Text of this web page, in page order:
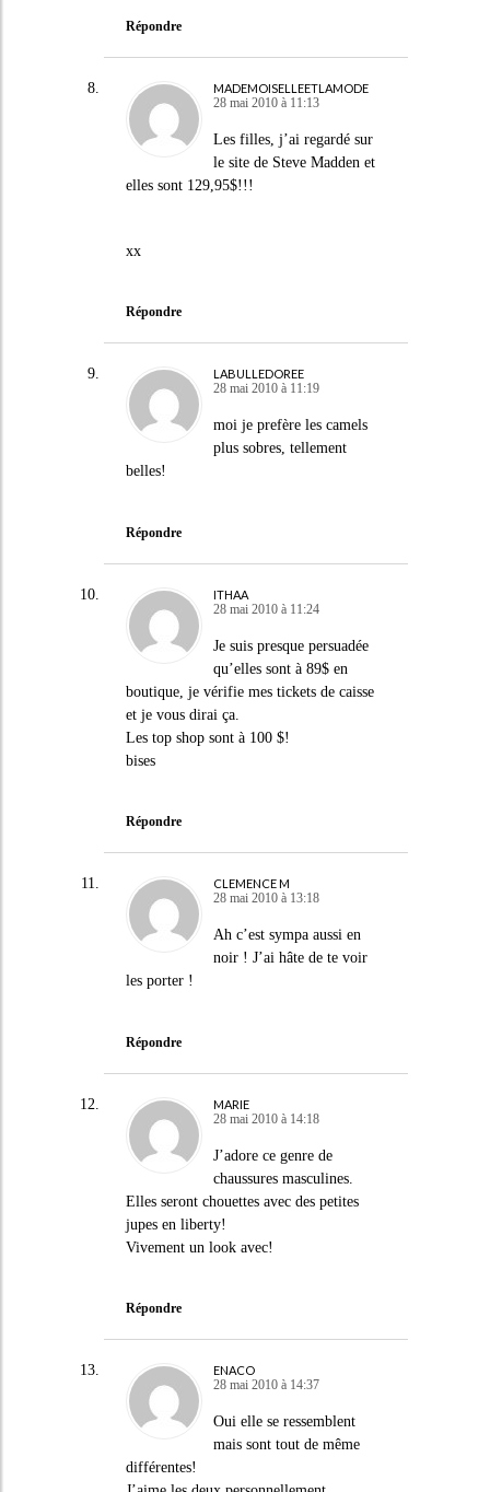
Répondre
MADEMOISELLEETLAMODE
28 mai 2010 à 11:13
Les filles, j’ai regardé sur
le site de Steve Madden et
elles sont 129,95$!!!
xx
Répondre
LABULLEDOREE
28 mai 2010 à 11:19
moi je prefère les camels
plus sobres, tellement
belles!
Répondre
ITHAA
28 mai 2010 à 11:24
Je suis presque persuadée
qu’elles sont à 89$ en
boutique, je vérifie mes tickets de caisse
et je vous dirai ça.
Les top shop sont à 100 $!
bises
Répondre
CLEMENCE M
28 mai 2010 à 13:18
Ah c’est sympa aussi en
noir ! J’ai hâte de te voir
les porter !
Répondre
MARIE
28 mai 2010 à 14:18
J’adore ce genre de
chaussures masculines.
Elles seront chouettes avec des petites
jupes en liberty!
Vivement un look avec!
Répondre
ENACO
28 mai 2010 à 14:37
Oui elle se ressemblent
mais sont tout de même
différentes!